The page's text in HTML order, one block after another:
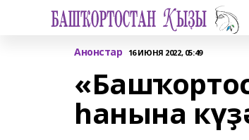
Анонстар 16 ИЮНЯ 2022, 05:49
һанына